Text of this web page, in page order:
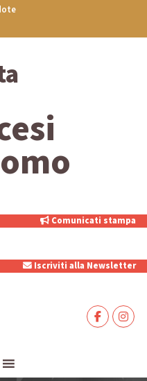
Comunicati stampa
Iscriviti alla Newsletter